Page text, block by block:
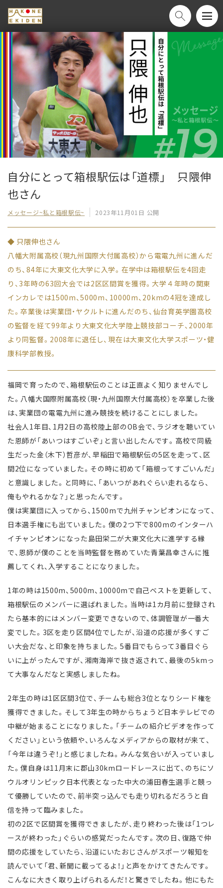
自分にとって箱根駅伝は「道標」　只隈伸
也さん
メッセージ~私と箱根駅伝~ 2023年11月01日 公開
◆ 只隈伸也さん
八幡大附属高校（現九州国際大付属高校）から電電九州に進んだ
のち、84年に大東文化大学に入学。在学中は箱根駅伝を4回走
り、3年時の63回大会では2区区間賞を獲得。大学４年時の関東
インカレでは1500m、5000m、10000m、20kmの4冠を達成し
た。卒業後は実業団・ヤクルトに進んだのち、仙台育英学園高校
の監督を経て99年より大東文化大学陸上競技部コーチ、2000年
より同監督。2008年に退任し、現在は大東文化大学スポーツ・健
康科学部教授。
福岡で育ったので、箱根駅伝のことは正直よく知りませんでし
た。八幡大国際附属高校（現・九州国際大付属高校）を卒業した後
は、実業団の電電九州に進み競技を続けることにしました。
社会人1年目、1月2日の高校陸上部のOB会で、ラジオを聴いてい
た恩師が「あいつはすごいぞ」と言い出したんです。高校で同級
生だった金（木下）哲彦が、早稲田で箱根駅伝の5区を走って、区
間2位になっていました。その時に初めて「箱根ってすごいんだ」
と意識しました。と同時に、「あいつがあれぐらい走れるなら、
俺もやれるかな？」と思ったんです。
僕は実業団に入ってから、1500mで九州チャンピオンになって、
日本選手権にも出ていました。僕の2つ下で800mのインターハ
イチャンピオンになった島田栄二が大東文化大に進学する縁
で、恩師が僕のことを当時監督を務めていた青葉昌幸さんに推
薦してくれ、入学することになりました。
1年の時は1500m、5000m、10000mで自己ベストを更新して、
箱根駅伝のメンバーに選ばれました。当時は1カ月前に登録され
たら基本的にはメンバー変更できないので、体調管理が一番大
変でした。3区を走り区間4位でしたが、沿道の応援が多くすご
い大会だな、と印象を持ちました。5番目でもらって3番目ぐら
いに上がったんですが、湘南海岸で抜き返されて、最後の5kmっ
て大事なんだなと実感しましたね。
2年生の時は1区区間3位で、チームも総合3位となりシード権を
獲得できました。そして3年生の時からちょうど日本テレビでの
中継が始まることになりました。「チームの紹介ビデオを作って
ください」という依頼や、いろんなメディアからの取材が来て、
「今年は違うぞ！」と感じましたね。みんな気合いが入っていまし
た。僕自身は11月末に郡山30kmロードレースに出て、のちにソ
ウルオリンピック日本代表となった中大の浦田春生選手と競っ
て優勝していたので、前半突っ込んでも走り切れるだろうと自
信を持って臨みました。
初の2区で区間賞を獲得できましたが、走り終わった後は「1つレ
ースが終わった」ぐらいの感覚だったんです。次の日、復路で仲
間の応援をしていたら、沿道にいたおじさんがスポーツ報知を
読んでいて「君、新聞に載ってるよ！」と声をかけてきたんです。
こんなに大きく取り上げられるんだ！と驚きでしたね。他にもた